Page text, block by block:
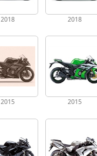
2018 2018
2015 2015